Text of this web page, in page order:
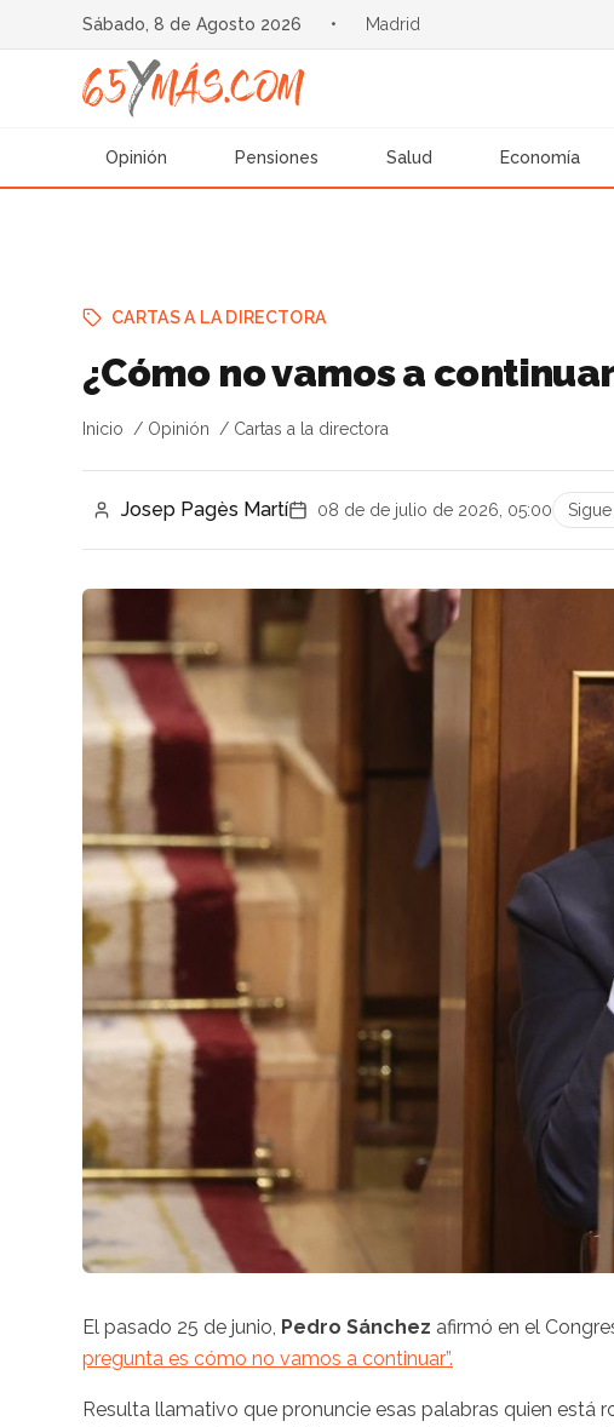
Sábado, 8 de Agosto 2026 • Madrid
Opinión Pensiones Salud Economía
CARTAS A LA DIRECTORA
¿Cómo no vamos a
Inicio Opinión Cartas a la directora
Josep Pagès Martí 08 de de julio de 2026, 05:00
El pasado 25 de junio, Pedro Sánchez afirmó en el
pregunta es cómo no vamos a continuar”.
Resulta llamativo que pronuncie esas palabras quien está